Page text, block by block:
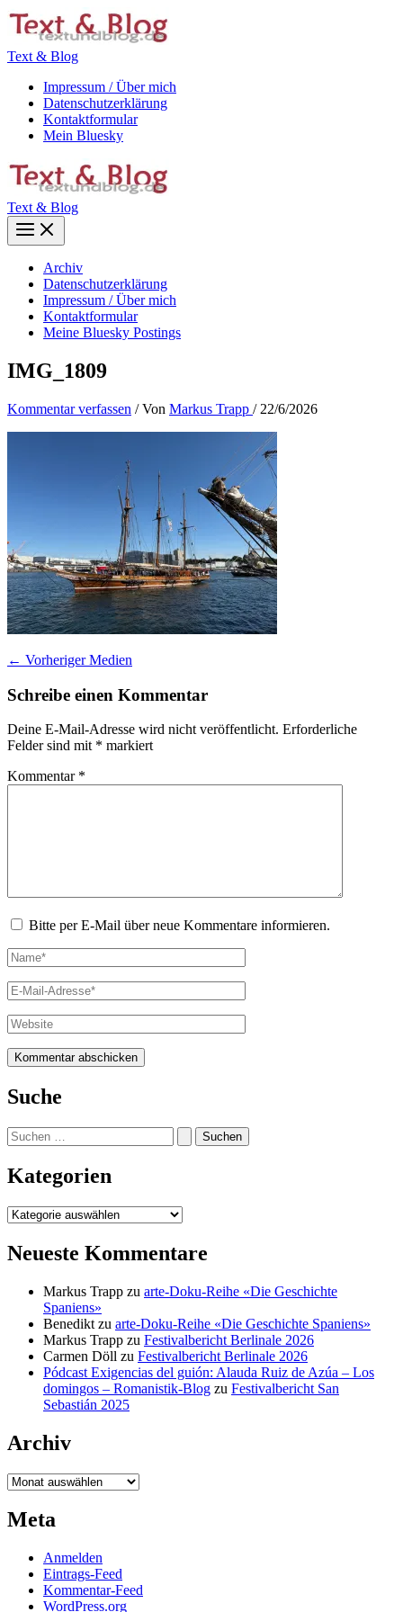
Zum
Inhalt
Text & Blog
Impressum / Über mich
Datenschutzerklärung
Kontaktformular
Mein Bluesky
Text & Blog
Main
Menu
Archiv
Datenschutzerklärung
Impressum / Über mich
Kontaktformular
Meine Bluesky Postings
IMG_1809
Kommentar verfassen / Von Markus Trapp / 22/6/2026
← Vorheriger Medien
Schreibe einen Kommentar
Deine E-Mail-Adresse wird nicht veröffentlicht. Erforderliche
Felder sind mit * markiert
Kommentar *
Bitte per E-Mail über neue Kommentare informieren.
Name*
E-
Mail-
Adresse*
Website
Suche
Suchen
nach:
Kategorien
Kategorien
Neueste Kommentare
Markus Trapp zu arte-Doku-Reihe «Die Geschichte
Spaniens»
Benedikt zu arte-Doku-Reihe «Die Geschichte Spaniens»
Markus Trapp zu Festivalbericht Berlinale 2026
Carmen Döll zu Festivalbericht Berlinale 2026
Pódcast Exigencias del guión: Alauda Ruiz de Azúa – Los
domingos – Romanistik-Blog zu Festivalbericht San
Sebastián 2025
Archiv
Archiv
Meta
Anmelden
Eintrags-Feed
Kommentar-Feed
WordPress.org